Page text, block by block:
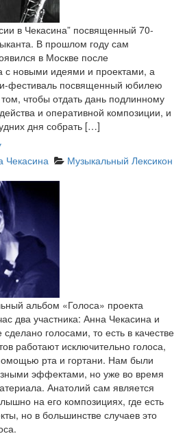
в Чекасина” посвященный 70-
В прошлом году сам
в Москве после
с новыми идеями и проектами, а
фестиваль посвященный юбилею
чтобы отдать дань подлинному
и оперативной композиции, и
дня собрать […]
Чекасина
Музыкальный Лексикон
альбом «Голоса» проекта
два участника: Анна Чекасина и
голосами, то есть в качестве
работают исключительно голоса,
рта и гортани. Нам были
эффектами, но уже во время
Анатолий сам является
на его композициях, где есть
но в большинстве случаев это